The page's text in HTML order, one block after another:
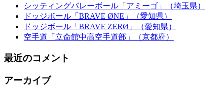
シッティングバレーボール「アミーゴ」（埼玉県）
ドッジボール「BRAVE ØNE」（愛知県）
ドッジボール「BRAVE ZERØ」（愛知県）
空手道「立命館中高空手道部」（京都府）
最近のコメント
アーカイブ